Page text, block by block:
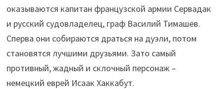
оказываются капитан французской армии Сервадак
и русский судовладелец, граф Василий Тимашев.
Сперва они собираются драться на дуэли, потом
становятся лучшими друзьями. Зато самый
противный, жадный и склочный персонаж –
немецкий еврей Исаак Хаккабут.